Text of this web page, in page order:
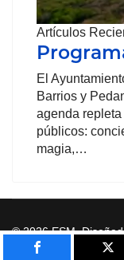
Artículos
El
Barrios y
agenda
públicos:
magia,…
© 2026 ESM.